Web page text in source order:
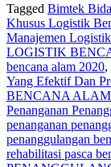
Tagged Bimtek
Khusus Logistik
Manajemen
LOGISTIK
bencana alam 2020,
Yang Efektif Dan
BENCANA
Penanganan
penanganan
penanggulangan
rehabilitasi pasca